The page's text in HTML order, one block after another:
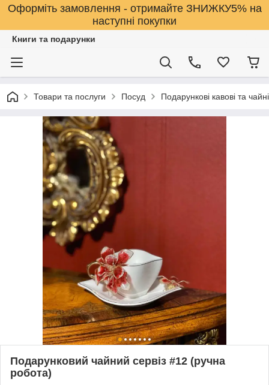
Оформіть замовлення - отримайте ЗНИЖКУ5% на
наступні покупки
Книги та подарунки
Товари та послуги Посуд Подарункові кавові та
Подарунковий чайний сервіз #12 (ручна
робота)